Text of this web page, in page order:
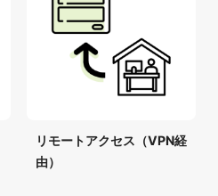
リモートアクセス（VPN経
由）